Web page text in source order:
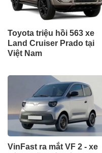
Toyota triệu hồi 563 xe
Land Cruiser Prado tại
Việt Nam
VinFast ra mắt VF 2 - xe